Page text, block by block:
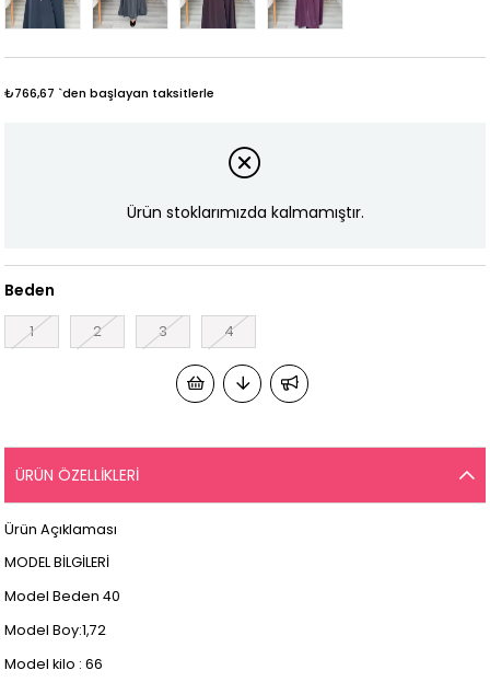
₺766,67 `den başlayan taksitlerle
Ürün stoklarımızda kalmamıştır.
Beden
1 2 3 4
ÜRÜN ÖZELLIKLERI
Ürün Açıklaması
MODEL BİLGİLERİ
Model Beden 40
Model Boy:1,72
Model kilo : 66